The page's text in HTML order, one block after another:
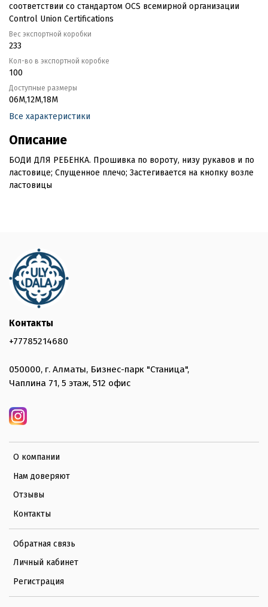
соответствии со стандартом OCS всемирной организации
Control Union Certifications
Вес экспортной коробки
233
Кол-во в экспортной коробке
100
Доступные размеры
06M,12M,18M
Все характеристики
Описание
БОДИ ДЛЯ РЕБЕНКА. Прошивка по вороту, низу рукавов и по
ластовице; Спущенное плечо; Застегивается на кнопку возле
ластовицы
О компании
Нам доверяют
Отзывы
Контакты
Обратная связь
Личный кабинет
Регистрация
Контакты
+77785214680
050000, г. Алматы, Бизнес-парк "Станица",
Чаплина 71, 5 этаж, 512 офис